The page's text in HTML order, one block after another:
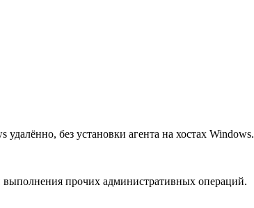
удалённо, без установки агента на хостах Windows.
выполнения прочих административных операций.